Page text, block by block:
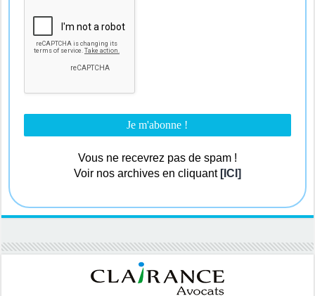
Vous ne recevrez pas de spam !
Voir nos archives en cliquant [ICI]